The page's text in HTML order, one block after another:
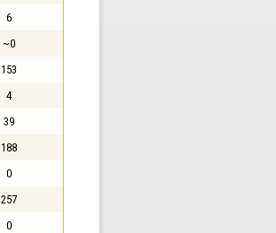
6
~0
153
4
39
188
0
257
0